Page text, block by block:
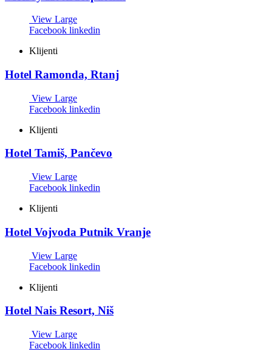
View Large
Facebook linkedin
Klijenti
Hotel Ramonda, Rtanj
View Large
Facebook linkedin
Klijenti
Hotel Tamiš, Pančevo
View Large
Facebook linkedin
Klijenti
Hotel Vojvoda Putnik Vranje
View Large
Facebook linkedin
Klijenti
Hotel Nais Resort, Niš
View Large
Facebook linkedin